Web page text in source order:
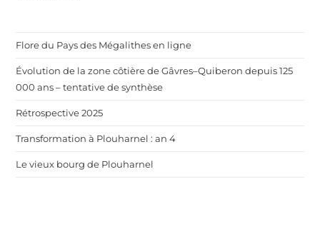
Flore du Pays des Mégalithes en ligne
Évolution de la zone côtière de Gâvres–Quiberon depuis 125
000 ans – tentative de synthèse
Rétrospective 2025
Transformation à Plouharnel : an 4
Le vieux bourg de Plouharnel